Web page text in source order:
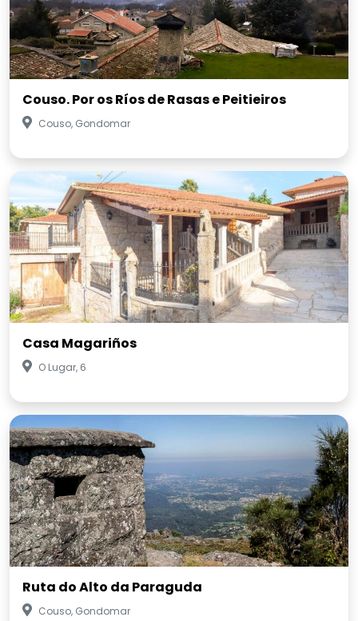
Couso. Por os Ríos de Rasas e Peitieiros
Couso, Gondomar
Casa Magariños
O Lugar, 6
Ruta do Alto da Paraguda
Couso, Gondomar